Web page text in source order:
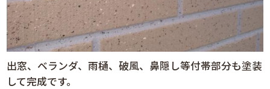
出窓、ベランダ、雨樋、破風、鼻隠し等付帯部分も塗装
して完成です。